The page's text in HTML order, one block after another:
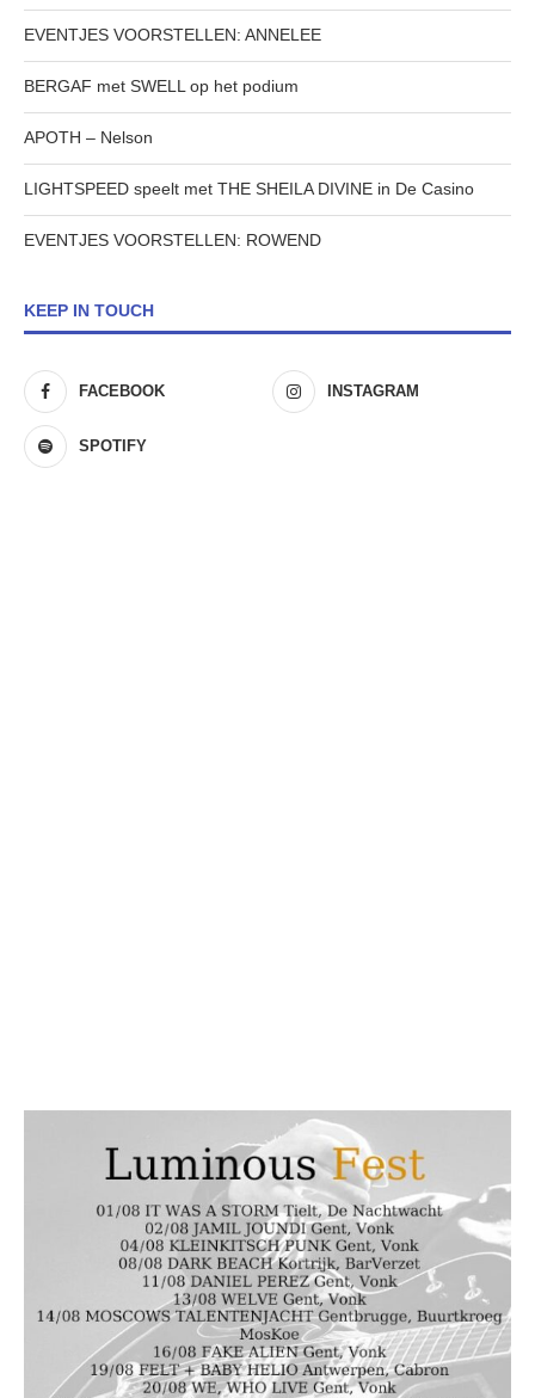
EVENTJES VOORSTELLEN: ANNELEE
BERGAF met SWELL op het podium
APOTH – Nelson
LIGHTSPEED speelt met THE SHEILA DIVINE in De Casino
EVENTJES VOORSTELLEN: ROWEND
KEEP IN TOUCH
FACEBOOK INSTAGRAM
SPOTIFY